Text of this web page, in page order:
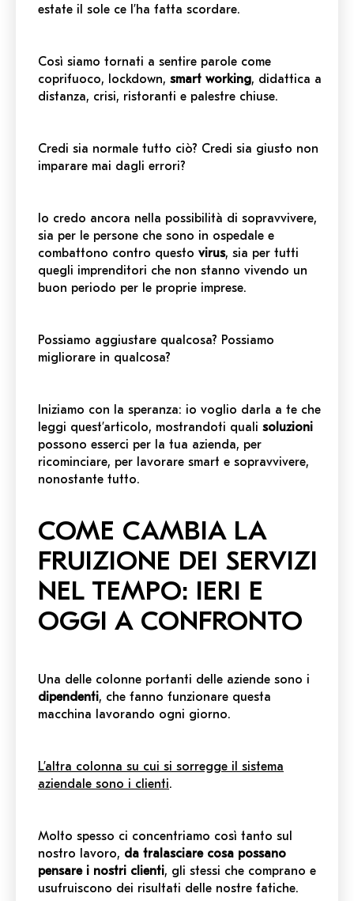
estate il sole ce l’ha fatta scordare.
Così siamo tornati a sentire parole come
coprifuoco, lockdown, smart working, didattica a
distanza, crisi, ristoranti e palestre chiuse.
Credi sia normale tutto ciò? Credi sia giusto non
imparare mai dagli errori?
Io credo ancora nella possibilità di sopravvivere,
sia per le persone che sono in ospedale e
combattono contro questo virus, sia per tutti
quegli imprenditori che non stanno vivendo un
buon periodo per le proprie imprese.
Possiamo aggiustare qualcosa? Possiamo
migliorare in qualcosa?
Iniziamo con la speranza: io voglio darla a te che
leggi quest’articolo, mostrandoti quali soluzioni
possono esserci per la tua azienda, per
ricominciare, per lavorare smart e sopravvivere,
nonostante tutto.
COME CAMBIA LA
FRUIZIONE DEI SERVIZI
NEL TEMPO: IERI E
OGGI A CONFRONTO
Una delle colonne portanti delle aziende sono i
dipendenti, che fanno funzionare questa
macchina lavorando ogni giorno.
L’altra colonna su cui si sorregge il sistema
aziendale sono i clienti.
Molto spesso ci concentriamo così tanto sul
nostro lavoro, da tralasciare cosa possano
pensare i nostri clienti, gli stessi che comprano e
usufruiscono dei risultati delle nostre fatiche.